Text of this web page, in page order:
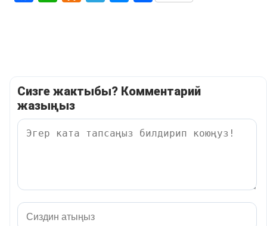
Сизге жактыбы? Комментарий
жазыңыз